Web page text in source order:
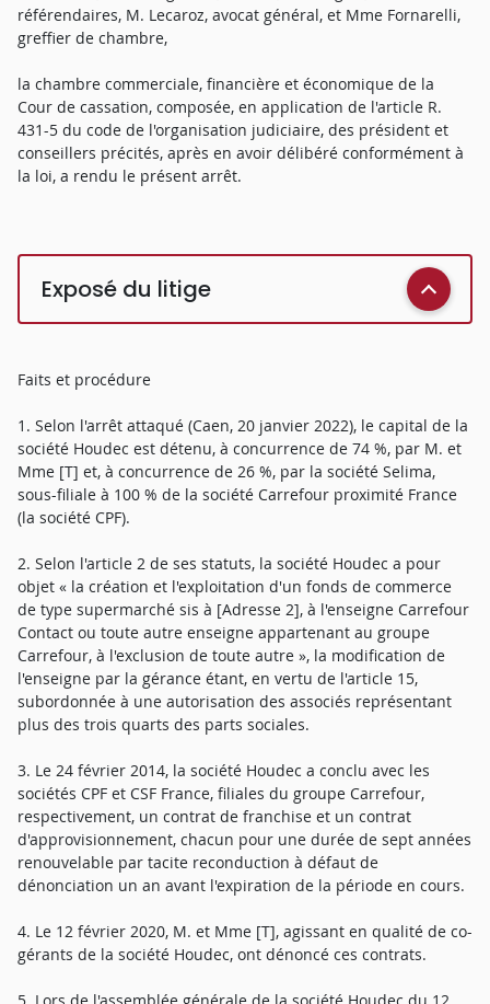
référendaires, M. Lecaroz, avocat général, et Mme Fornarelli,
greffier de chambre,
la chambre commerciale, financière et économique de la
Cour de cassation, composée, en application de l'article R.
431-5 du code de l'organisation judiciaire, des président et
conseillers précités, après en avoir délibéré conformément à
la loi, a rendu le présent arrêt.
Exposé du litige
Faits et procédure
1. Selon l'arrêt attaqué (Caen, 20 janvier 2022), le capital de la
société Houdec est détenu, à concurrence de 74 %, par M. et
Mme [T] et, à concurrence de 26 %, par la société Selima,
sous-filiale à 100 % de la société Carrefour proximité France
(la société CPF).
2. Selon l'article 2 de ses statuts, la société Houdec a pour
objet « la création et l'exploitation d'un fonds de commerce
de type supermarché sis à [Adresse 2], à l'enseigne Carrefour
Contact ou toute autre enseigne appartenant au groupe
Carrefour, à l'exclusion de toute autre », la modification de
l'enseigne par la gérance étant, en vertu de l'article 15,
subordonnée à une autorisation des associés représentant
plus des trois quarts des parts sociales.
3. Le 24 février 2014, la société Houdec a conclu avec les
sociétés CPF et CSF France, filiales du groupe Carrefour,
respectivement, un contrat de franchise et un contrat
d'approvisionnement, chacun pour une durée de sept années
renouvelable par tacite reconduction à défaut de
dénonciation un an avant l'expiration de la période en cours.
4. Le 12 février 2020, M. et Mme [T], agissant en qualité de co-
gérants de la société Houdec, ont dénoncé ces contrats.